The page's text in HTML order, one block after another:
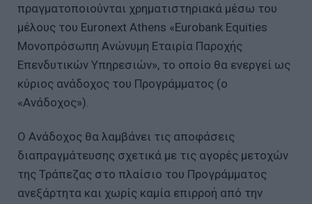
πραγματοποιούνται χρηματιστηριακά μέσω του
μέλους του Euronext Athens «Eurobank Equities
Μονοπρόσωπη Ανώνυμη Εταιρία Παροχής
Επενδυτικών Υπηρεσιών», το οποίο θα ενεργεί ως
κύριος ανάδοχος του Προγράμματος (ο
«Ανάδοχος»).
Ο Ανάδοχος θα λαμβάνει τις αποφάσεις
διαπραγμάτευσης σχετικά με τις αγορές μετοχών
της Τράπεζας στο πλαίσιο του Προγράμματος
ανεξάρτητα και χωρίς καμία επιρροή από την